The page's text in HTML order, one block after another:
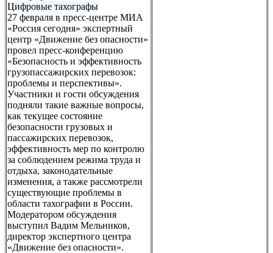
Цифровые тахографы
27 февраля в пресс-центре МИА
«Россия сегодня» экспертный
центр «Движение без опасности»
провел пресс-конференцию
«Безопасность и эффективность
грузопассажирских перевозок:
проблемы и перспективы».
Участники и гости обсуждения
подняли такие важные вопросы,
как текущее состояние
безопасности грузовых и
пассажирских перевозок,
эффективность мер по контролю
за соблюдением режима труда и
отдыха, законодательные
изменения, а также рассмотрели
существующие проблемы в
области тахографии в России.
Модератором обсуждения
выступил Вадим Мельников,
директор экспертного центра
«Движение без опасности».